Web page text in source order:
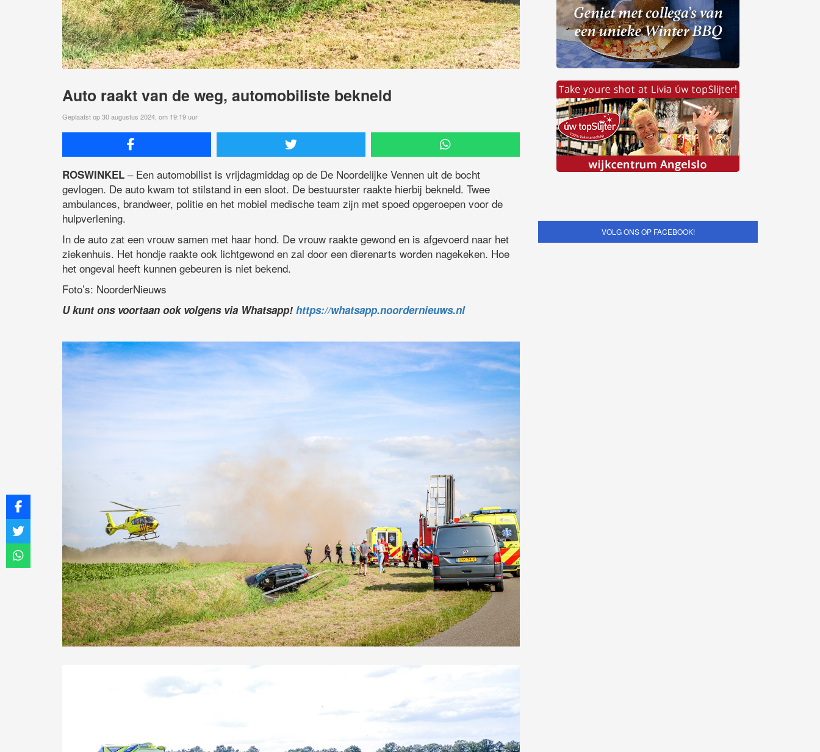
Auto raakt van de weg, automobiliste bekneld
Geplaatst op 30 augustus 2024, om 19:19 uur
ROSWINKEL – Een automobilist is vrijdagmiddag op de De Noordelijke Vennen uit de bocht
gevlogen. De auto kwam tot stilstand in een sloot. De bestuurster raakte hierbij bekneld. Twee
ambulances, brandweer, politie en het mobiel medische team zijn met spoed opgeroepen voor de
hulpverlening.
In de auto zat een vrouw samen met haar hond. De vrouw raakte gewond en is afgevoerd naar het
ziekenhuis. Het hondje raakte ook lichtgewond en zal door een dierenarts worden nagekeken. Hoe
het ongeval heeft kunnen gebeuren is niet bekend.
Foto’s: NoorderNieuws
U kunt ons voortaan ook volgens via Whatsapp! https://whatsapp.noordernieuws.nl
VOLG ONS OP FACEBOOK!